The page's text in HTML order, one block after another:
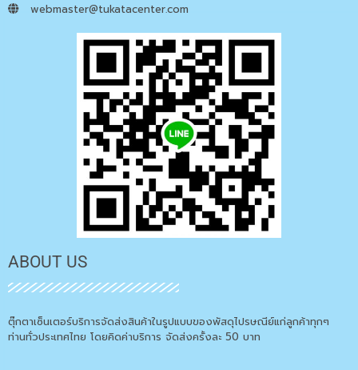
webmaster@tukatacenter.com
ABOUT US
ตุ๊กตาเซ็นเตอร์บริการจัดส่งสินค้าในรูปแบบของพัสดุไปรษณีย์แก่ลูกค้าทุกๆ
ท่านทั่วประเทศไทย โดยคิดค่าบริการ จัดส่งครั้งละ 50 บาท